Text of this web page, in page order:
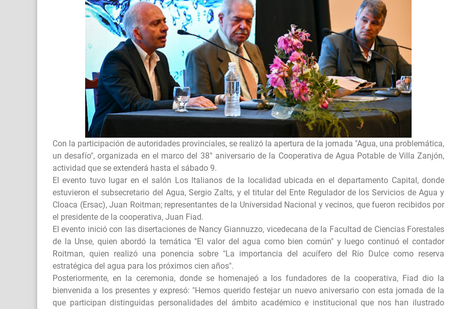
Con la participación de autoridades provinciales, se realizó la apertura de la jornada "Agua, una problemática,
un desafío", organizada en el marco del 38° aniversario de la Cooperativa de Agua Potable de Villa Zanjón,
actividad que se extenderá hasta el sábado 9.
El evento tuvo lugar en el salón Los Italianos de la localidad ubicada en el departamento Capital, donde
estuvieron el subsecretario del Agua, Sergio Zalts, y el titular del Ente Regulador de los Servicios de Agua y
Cloaca (Ersac), Juan Roitman; representantes de la Universidad Nacional y vecinos, que fueron recibidos por
el presidente de la cooperativa, Juan Fiad.
El evento inició con las disertaciones de Nancy Giannuzzo, vicedecana de la Facultad de Ciencias Forestales
de la Unse, quien abordó la temática "El valor del agua como bien común" y luego continuó el contador
Roitman, quien realizó una ponencia sobre "La importancia del acuífero del Río Dulce como reserva
estratégica del agua para los próximos cien años".
Posteriormente, en la ceremonia, donde se homenajeó a los fundadores de la cooperativa, Fiad dio la
bienvenida a los presentes y expresó: "Hemos querido festejar un nuevo aniversario con esta jornada de la
que participan distinguidas personalidades del ámbito académico e institucional que nos han ilustrado